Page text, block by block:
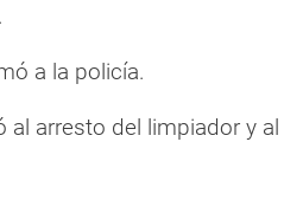
a la policía.
al arresto del limpiador y al